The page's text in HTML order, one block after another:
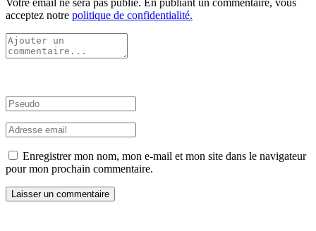
Votre email ne sera pas publié. En publiant un commentaire, vous
acceptez notre politique de confidentialité.
Enregistrer mon nom, mon e-mail et mon site dans le navigateur
pour mon prochain commentaire.